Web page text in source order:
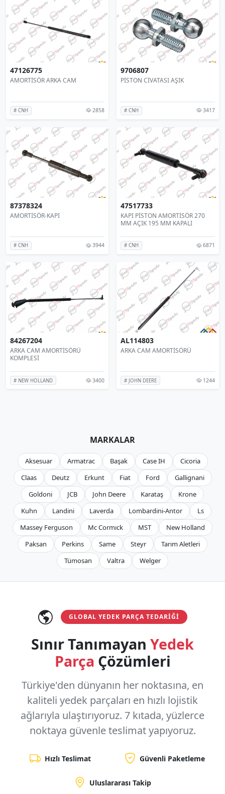
47126775
AMORTİSÖR ARKA CAM
# CNH 2858
9706807
PİSTON CİVATASI AŞIK
# CNH 3417
87378324
AMORTİSÖR-KAPI
# CNH 3944
47517733
KAPI PİSTON AMORTİSÖR 270
MM AÇIK 195 MM KAPALI
# CNH 6871
84267204
ARKA CAM AMORTİSÖRÜ
KOMPLESİ
# NEW HOLLAND 3400
AL114803
ARKA CAM AMORTİSÖRÜ
# JOHN DEERE 1244
MARKALAR
Aksesuar Armatrac Başak Case IH
Cicoria
Claas
Deutz Erkunt Fiat Ford
Gallignani
Goldoni
JCB John Deere Karataş
Krone
Kuhn
Landini Laverda Lombardini-Antor
Ls
Massey Ferguson
Mc Cormıck MST
New Holland
Paksan
Perkins Same Steyr
Tarım Aletleri
Tümosan
Valtra Welger
GLOBAL YEDEK PARÇA TEDARIĞI
Sınır Tanımayan Yedek
Parça Çözümleri
Türkiye'den dünyanın her noktasına, en
kaliteli yedek parçaları en hızlı lojistik
ağlarıyla ulaştırıyoruz. 7 kıtada, yüzlerce
noktaya güvenle teslimat yapıyoruz.
Hızlı Teslimat Güvenli Paketleme
Uluslararası Takip